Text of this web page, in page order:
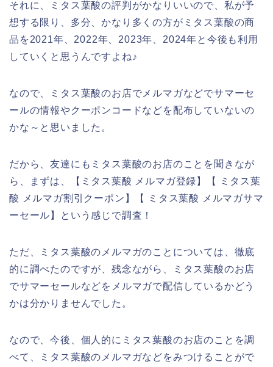
それに、ミタス葉酸の評判がかなりいいので、私が予
想する限り、多分、かなり多くの方がミタス葉酸の商
品を2021年、2022年、2023年、2024年と今後も利用
していくと思うんですよね♪
なので、ミタス葉酸のお店でメルマガなどでサマーセ
ールの情報やクーポンコードなどを配布していないの
かな～と思いました。
だから、友達にもミタス葉酸のお店のことを聞きなが
ら、まずは、【ミタス葉酸 メルマガ登録】【 ミタス葉
酸 メルマガ割引クーポン】【 ミタス葉酸 メルマガサマ
ーセール】という感じで調査！
ただ、ミタス葉酸のメルマガのことについては、徹底
的に調べたのですが、残念ながら、ミタス葉酸のお店
でサマーセールなどをメルマガで配信しているかどう
かは分かりませんでした。
なので、今後、個人的にミタス葉酸のお店のことを調
べて、ミタス葉酸のメルマガなどをみつけることがで